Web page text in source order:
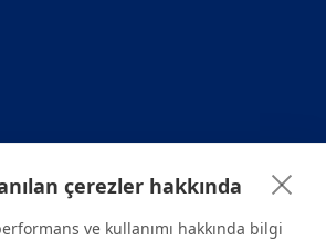
çerezler hakkında
ve kullanımı hakkında bilgi